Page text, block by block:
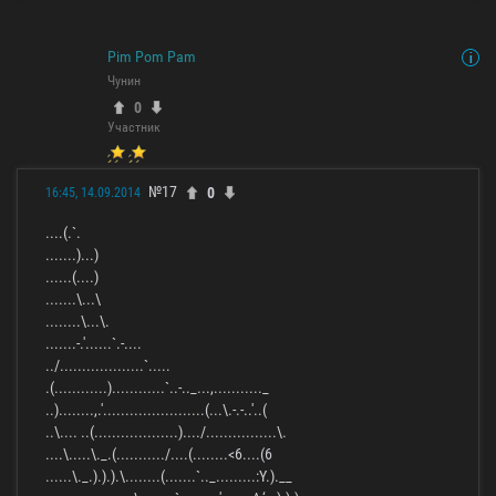
Pim Pom Pam
Чунин
0
Участник
16:45, 14.09.2014 №17 0
....(.`.
.......)...)
......(....)
.......\...\
........\...\.
.......-.'......`.-....
../...................`.....
.(............)............`..-.._...,..........._
..)........,.'.......................(...\.-.-..'..(
..\.... ..(...................)..../................\.
....\.....\._.(.........../....(........<6....(6
......\._.).).).\........(.......`.._.........:Y.).__